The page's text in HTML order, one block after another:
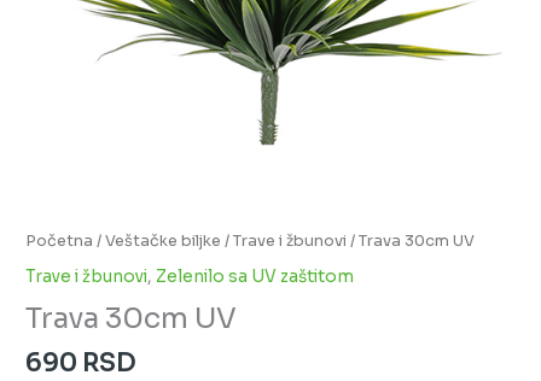
Početna /Veštačke biljke /Trave i žbunovi / Trava 30cm UV
Trave i žbunovi, Zelenilo sa UV zaštitom
Trava 30cm UV
690 RSD